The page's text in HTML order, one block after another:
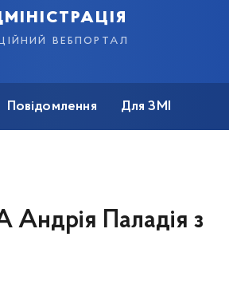
вебпортал
Повідомлення Для ЗМІ
Андрія Паладія з